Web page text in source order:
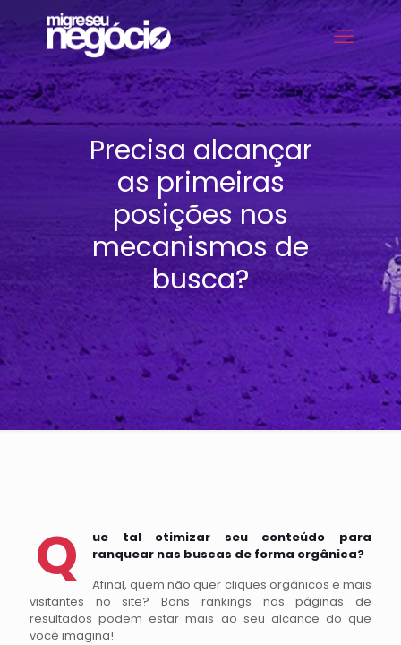
Precisa alcançar
as primeiras
posições nos
mecanismos de
busca?
Q
ue tal otimizar seu conteúdo para
ranquear nas buscas de forma orgânica?
Afinal, quem não quer cliques orgânicos e mais
visitantes no site? Bons rankings nas páginas de
resultados podem estar mais ao seu alcance do que
você imagina!